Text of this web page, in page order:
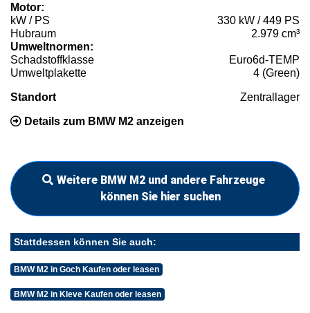
Motor:
kW / PS
330 kW / 449 PS
Hubraum
2.979 cm³
Umweltnormen:
Schadstoffklasse
Euro6d-TEMP
Umweltplakette
4 (Green)
Standort Zentrallager
Details zum BMW M2 anzeigen
Weitere BMW M2 und andere Fahrzeuge
können Sie hier suchen
Stattdessen können Sie auch:
BMW M2 in Goch Kaufen oder leasen
BMW M2 in Kleve Kaufen oder leasen